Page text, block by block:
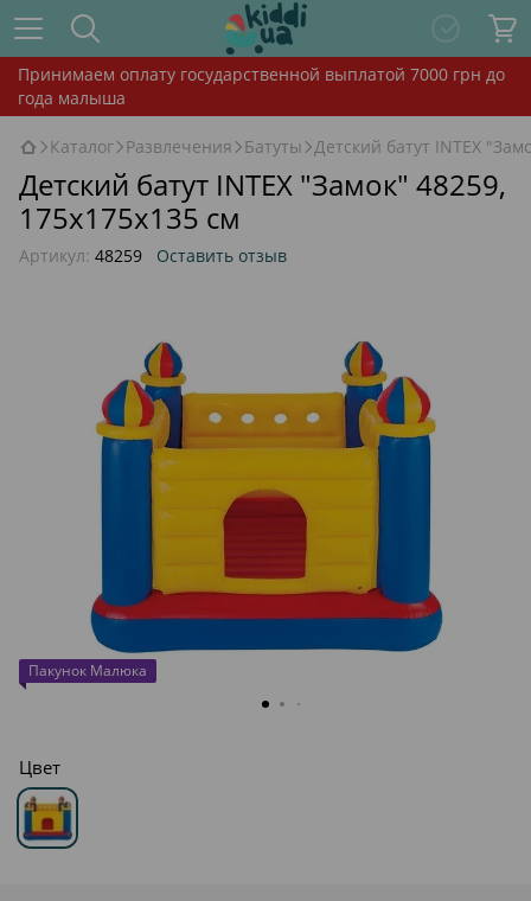
Принимаем оплату государственной выплатой 7000 грн до
года малыша
Каталог Развлечения Батуты Детский батут INTEX
Детский батут INTEX "Замок" 48259,
175x175x135 см
Артикул: 48259 Оставить отзыв
Пакунок Малюка
Цвет